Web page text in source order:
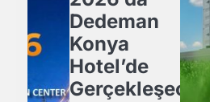
Dedeman
Konya
Hotel’de
Gerçekleşecek